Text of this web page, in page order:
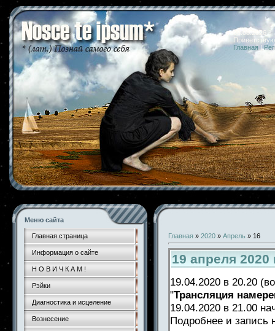
08.08.2026
Главная |
Меню сайта
Главная страница
Информация о сайте
Н О В И Ч К А М !
Рэйки
Диагностика и исцеление
Вознесение
Главная » 2020 » Апрель » 16
19 апреля
19.04.2020 в 20.20
"Трансляция
19.04.2020 в 21.00
Подробнее и запись